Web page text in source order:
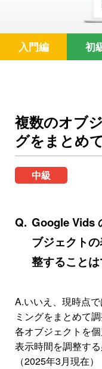
入門編 初
複数のオブ
グをまとめ
中級
Google Vids
ブジェクト
整すること
A.いいえ、現時点
ミングをまとめて
各オブジェクトを
表示時間を調整する
（2025年3月現在）